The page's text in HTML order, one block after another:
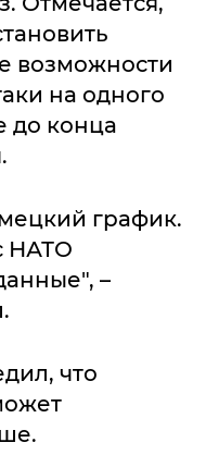
возможности
на одного
до конца
график.
НАТО
–
что